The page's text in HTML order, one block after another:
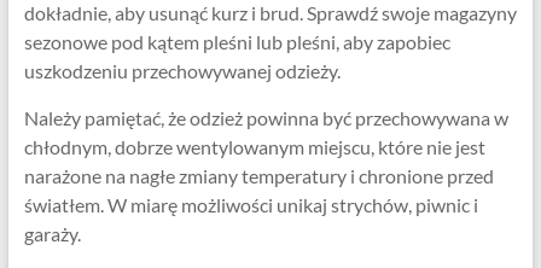
dokładnie, aby usunąć kurz i brud. Sprawdź swoje magazyny
sezonowe pod kątem pleśni lub pleśni, aby zapobiec
uszkodzeniu przechowywanej odzieży.
Należy pamiętać, że odzież powinna być przechowywana w
chłodnym, dobrze wentylowanym miejscu, które nie jest
narażone na nagłe zmiany temperatury i chronione przed
światłem. W miarę możliwości unikaj strychów, piwnic i
garaży.